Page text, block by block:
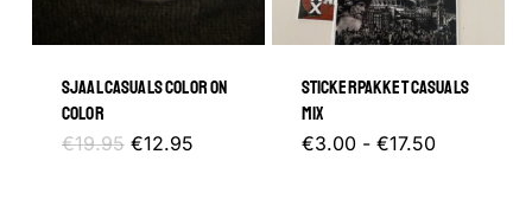
SJAAL CASUALS COLOR ON
COLOR
€19.95 Oorspronkelijke
€12.95Huidige
STICKERPAKKET CASUALS
MIX
€3.00 - €17.50Dit